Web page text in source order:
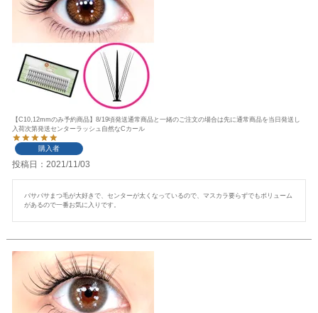
【C10,12mmのみ予約商品】8/19頃発送通常商品と一緒のご注文の場合は先に通常商品を当日発送し
入荷次第発送センターラッシュ自然なCカール
購入者
投稿日 2021/11/03
バサバサまつ毛が大好きで、センターが太くなっているので、マスカラ要らずでもボリューム
があるので一番お気に入りです。